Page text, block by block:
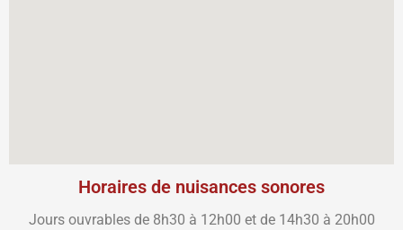
Horaires de nuisances sonores
Jours ouvrables de 8h30 à 12h00 et de 14h30 à 20h00